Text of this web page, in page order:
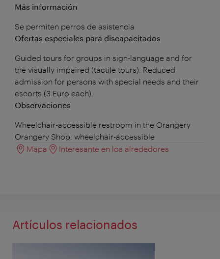
Más información
Se permiten perros de asistencia
Ofertas especiales para discapacitados
Guided tours for groups in sign-language and for
the visually impaired (tactile tours). Reduced
admission for persons with special needs and their
escorts (3 Euro each).
Observaciones
Wheelchair-accessible restroom in the Orangery
Orangery Shop: wheelchair-accessible
Mapa
Interesante en los alrededores
Artículos relacionados